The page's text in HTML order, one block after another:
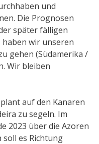
und
Die Prognosen
später fälligen
wir unseren
gehen (Südamerika /
Wir bleiben
auf den Kanaren
zu segeln. Im
2023 über die Azoren
soll es Richtung